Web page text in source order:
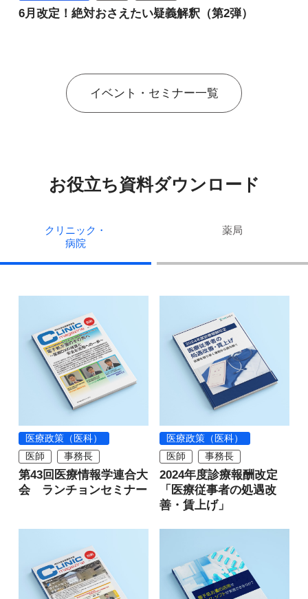
6月改定！絶対おさえたい疑義解釈（第2弾）
イベント・セミナー一覧
お役立ち資料ダウンロード
クリニック・
病院
薬局
医療政策（医科）
医師
事務長
第43回医療情報学連合大
会 ランチョンセミナー
医療政策（医科）
医師
事務長
2024年度診療報酬改定
「医療従事者の処遇改
善・賃上げ」